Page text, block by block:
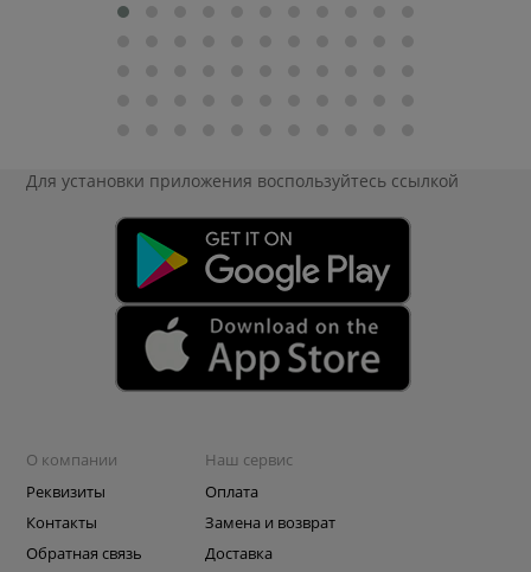
Для установки приложения воспользуйтесь ссылкой
О компании
Реквизиты
Контакты
Обратная связь
Наш сервис
Оплата
Замена и возврат
Доставка